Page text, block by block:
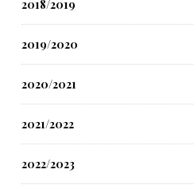
2018/2019
2019/2020
2020/2021
2021/2022
2022/2023